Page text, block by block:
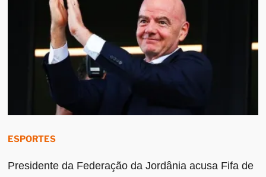
ESPORTES
Presidente da Federação da Jordânia acusa Fifa de